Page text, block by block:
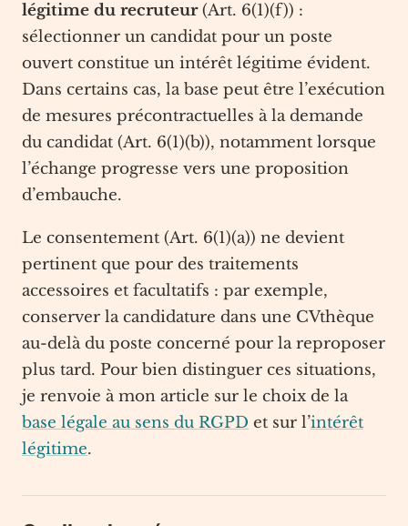
légitime du recruteur(Art. 6(1)(f)) :
sélectionner un candidat pour un poste
ouvert constitue un intérêt légitime évident.
Dans certains cas, la base peut être l’exécution
de mesures précontractuelles à la demande
du candidat (Art. 6(1)(b)), notamment lorsque
l’échange progresse vers une proposition
d’embauche.
Le consentement (Art. 6(1)(a)) ne devient
pertinent que pour des traitements
accessoires et facultatifs : par exemple,
conserver la candidature dans une CVthèque
au-delà du poste concerné pour la reproposer
plus tard. Pour bien distinguer ces situations,
je renvoie à mon article sur le choix de la
base légale au sens du RGPD et sur l’intérêt
légitime.